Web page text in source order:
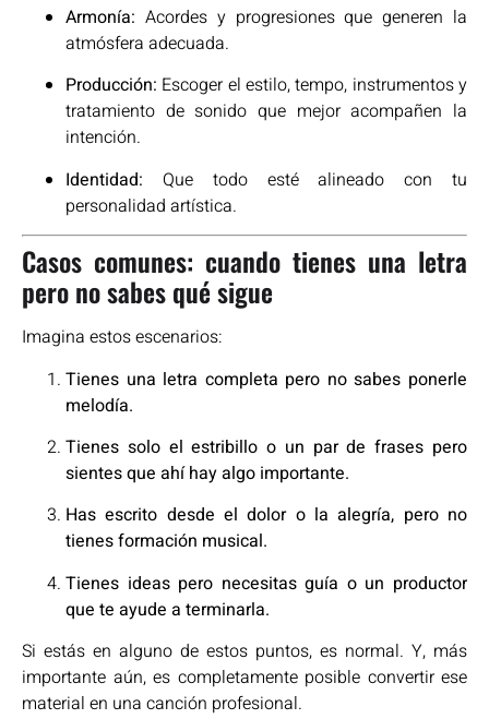
Armonía: Acordes y progresiones que generen la
atmósfera adecuada.
Producción: Escoger el estilo, tempo, instrumentos y
tratamiento de sonido que mejor acompañen la
intención.
Identidad: Que todo esté alineado con tu
personalidad artística.
Casos comunes: cuando tienes una letra
pero no sabes qué sigue
Imagina estos escenarios:
Tienes una letra completa pero no sabes ponerle
melodía.
Tienes solo el estribillo o un par de frases pero
sientes que ahí hay algo importante.
Has escrito desde el dolor o la alegría, pero no
tienes formación musical.
Tienes ideas pero necesitas guía o un productor
que te ayude a terminarla.
Si estás en alguno de estos puntos, es normal. Y, más
importante aún, es completamente posible convertir ese
material en una canción profesional.